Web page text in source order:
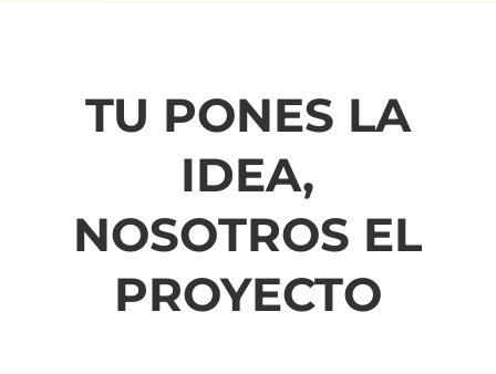
TU PONES LA
IDEA,
NOSOTROS EL
PROYECTO